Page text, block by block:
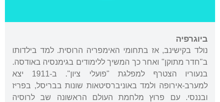
ביוגרפיה
נולד בקישינב, אז בתחומי האימפריה הרוסית. למד בילדותו
ב"חדר מתוקן" ואחר כך המשיך ללימודים בגימנסיה באודסה.
בנעוריו הצטרף למפלגת "פועלי ציון". ב-1911 יצא
למערב-אירופה ולמד באוניברסיטאות שונות בבריסל, בפריז
ובננסי. עם פרוץ מלחמת העולם הראשונה שב לרוסיה